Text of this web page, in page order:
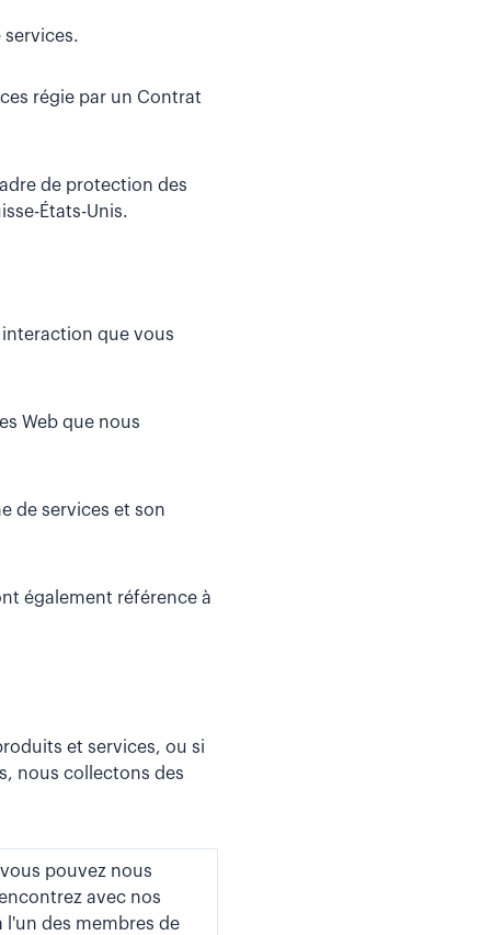
régie par un Contrat
de protection des
États-Unis.
interaction que vous
Web que nous
de services et son
également référence à
et services, ou si
nous collectons des
pouvez nous
avec nos
l'un des membres de